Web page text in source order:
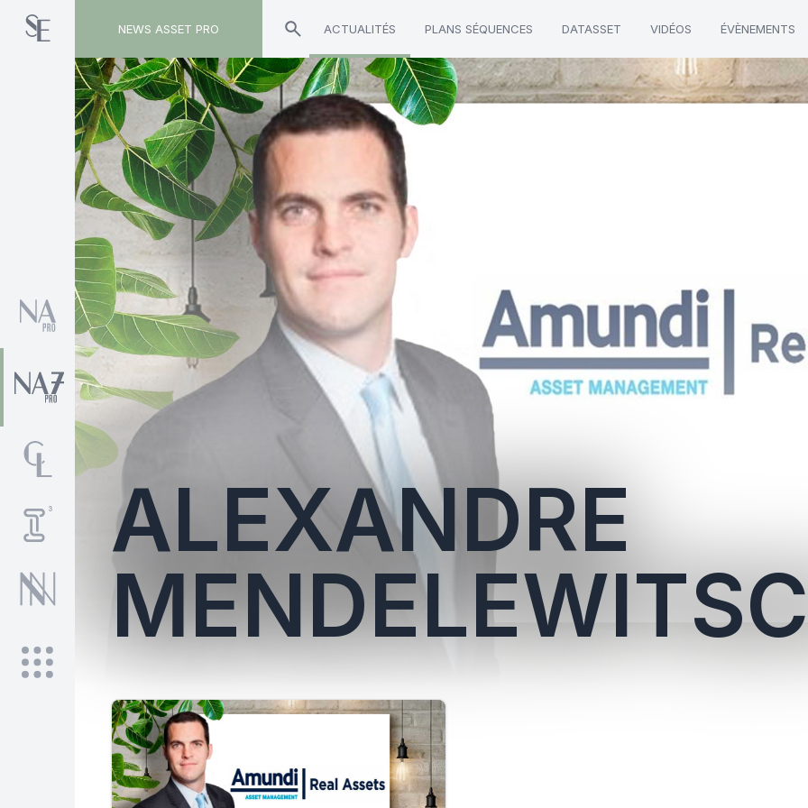
NEWS ASSET PRO ACTUALITÉS PLANS SÉQUENCES DATASSET VIDÉOS ÉVÈNEMENTS
Toute l'actualité sur le tag "Alexandre Mendelewitsch"
ALEXANDRE